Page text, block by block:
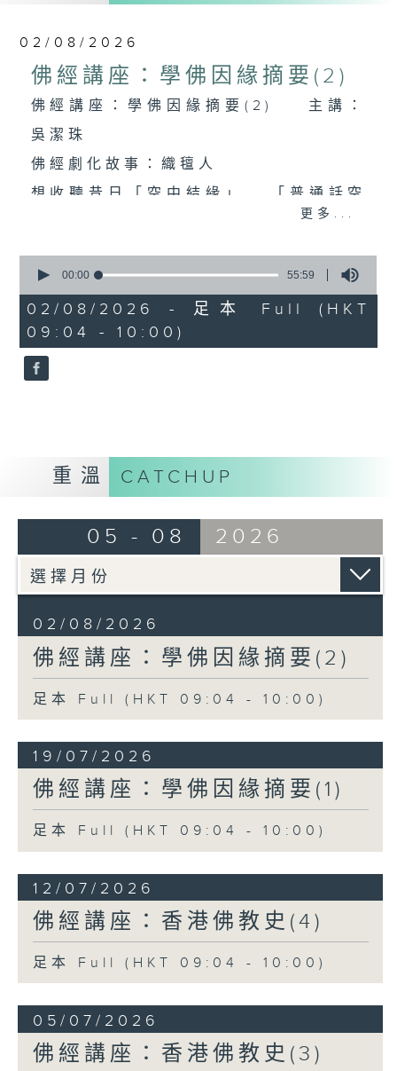
http://www.budyuen.com.hk
02/08/2026
佛經講座：學佛因緣摘要(2)
佛經講座：學佛因緣摘要(2) 主講：
吳潔珠
佛經劇化故事：織氊人
想收聽昔日「空中結緣」 , 「普通話空
中結緣」 , 可上網到佛學班同學會的
「空中結緣」網頁收聽
http://www.budyuen.com.hk
更多...
seconds
55
minutes,
59
seconds
00:00 55:59
02/08/2026 - 足本 Full (HKT
09:04 - 10:00)
重溫 CATCHUP
05 - 08 2026
02/08/2026
佛經講座：學佛因緣摘要(2)
足本 Full (HKT 09:04 - 10:00)
19/07/2026
佛經講座：學佛因緣摘要(1)
足本 Full (HKT 09:04 - 10:00)
12/07/2026
佛經講座：香港佛教史(4)
足本 Full (HKT 09:04 - 10:00)
05/07/2026
佛經講座：香港佛教史(3)